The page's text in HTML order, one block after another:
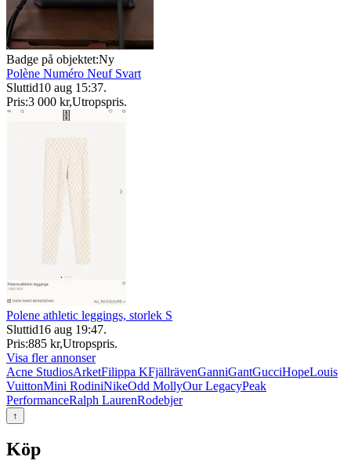
Badge på objektet:Ny
Polène Numéro Neuf Svart
Sluttid10 aug 15:37.
Pris:3 000 kr,Utropspris.
Polene athletic leggings, storlek S
Sluttid16 aug 19:47.
Pris:885 kr,Utropspris.
Visa fler annonser
Acne StudiosArketFilippa KFjällrävenGanniGantGucciHopeLouis
VuittonMini RodiniNikeOdd MollyOur LegacyPeak
PerformanceRalph LaurenRodebjer
↑
Köp